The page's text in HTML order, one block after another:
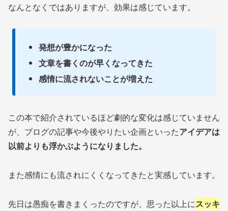
なんとなくではありますが、効果は感じています。
発想が豊かになった
文章を書くのが早くなってきた
感情に流されないことが増えた
この本で紹介されているほど劇的な変化は感じていません
が、ブログの記事や今後やりたい企画といったアイデアは
以前よりも浮かぶようになりました。
また感情にも流されにくくなってきたと実感しています。
先日は愚痴を書きまくったのですが、思った以上にスッキ